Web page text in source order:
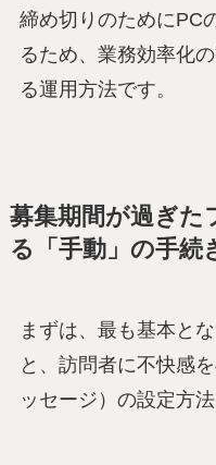
締め切りのためにPC
るため、業務効率化
る運用方法です。
募集期間が過ぎた
る「手動」の手続
まずは、最も基本と
と、訪問者に不快感
ッセージ）の設定方